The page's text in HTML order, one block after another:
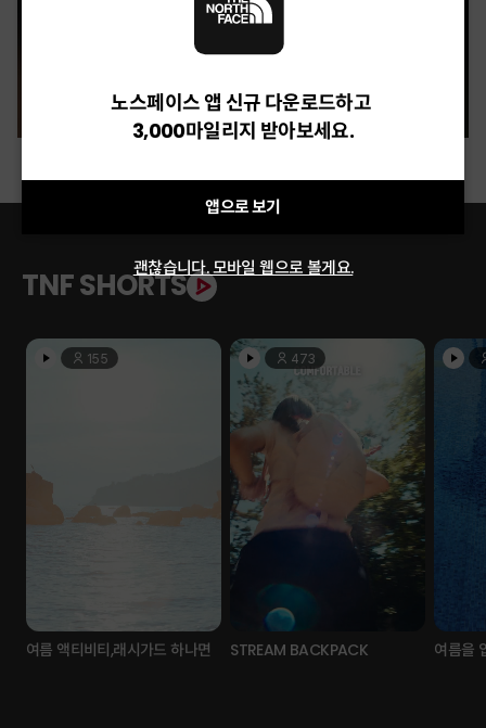
BRIS DENIM SHORTS
TNF SHORTS
155
여름 액티비티,래시가드 하나면
473
STREAM BACKPACK 여름을
노스페이스 앱 신규 다운로드하고
3,000마일리지 받아보세요.
앱으로 보기
괜찮습니다. 모바일 웹으로 볼게요.